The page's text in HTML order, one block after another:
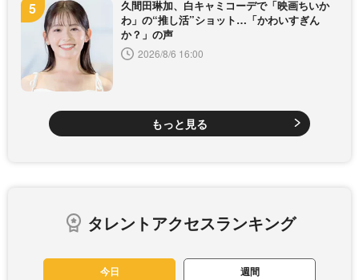
久間田琳加、白キャミコーデで「映画ちいか
わ」の“推し活”ショット…「かわいすぎん
か？」の声
2026/8/6 16:00
もっと見る
タレントアクセスランキング
今日 週間